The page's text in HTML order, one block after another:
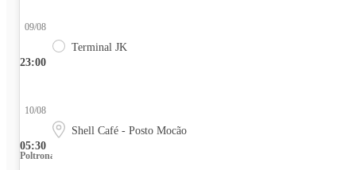
23:00
09/08
Terminal JK
05:30
10/08
Shell Café - Posto Mocão
Poltrona